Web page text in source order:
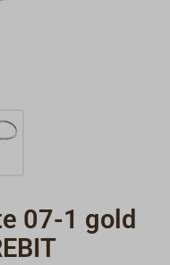
07-1 gold